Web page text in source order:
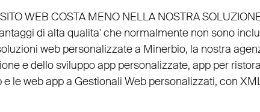
WEB COSTA MENO NELLA NOSTRA
di alta qualita' che normalmente non sono
web personalizzate a Minerbio, la nostra
e dellosviluppo app personalizzate, app per
e leweb appa Gestionali Web personalizzati, con